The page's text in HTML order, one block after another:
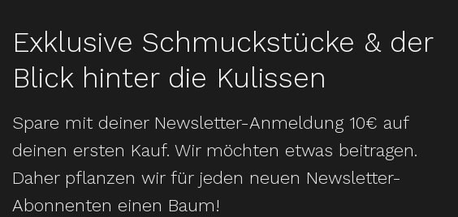
Exklusive Schmuckstücke & der
Blick hinter die Kulissen
Spare mit deiner Newsletter-Anmeldung 10€ auf
deinen ersten Kauf. Wir möchten etwas beitragen.
Daher pflanzen wir für jeden neuen Newsletter-
Abonnenten einen Baum!